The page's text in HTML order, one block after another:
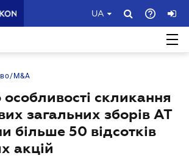
UA
M&A
скликання
загальних зборів АТ
більше 50 відсотків
акцій